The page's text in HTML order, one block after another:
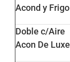
Acond y Frigo
Doble c/Aire
Acon De Luxe